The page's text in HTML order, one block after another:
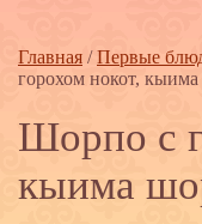
Главная /Первые
горохом нокот,
Шорпо с
кыима